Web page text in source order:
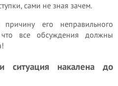
сами не зная зачем.
его неправильного
все обсуждения должны
ситуация накалена до